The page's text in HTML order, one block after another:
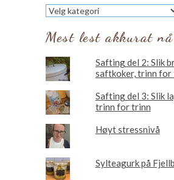
Les
om
Mest lest akkurat nå
Safting del 2: Slik
saftkoker, trinn for
Safting del 3: Slik
trinn for trinn
Høyt stressnivå
Sylteagurk på